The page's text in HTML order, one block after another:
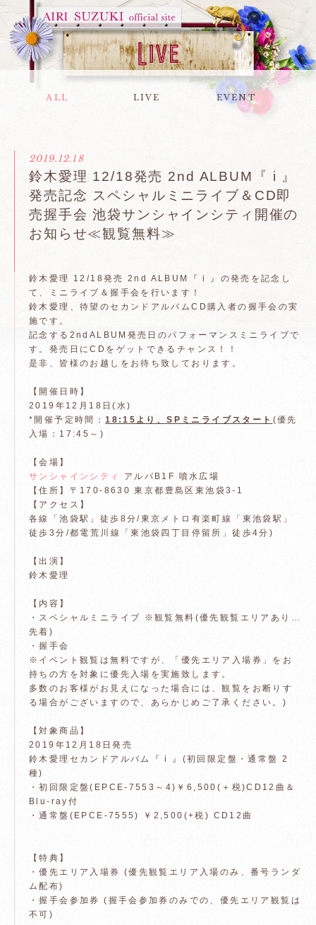
ALL LIVE EVENT
2019.12.18
鈴木愛理 12/18発売 2nd ALBUM『 i 』
発売記念 スペシャルミニライブ＆CD即
売握手会 池袋サンシャインシティ開催の
お知らせ≪観覧無料≫
鈴木愛理 12/18発売 2nd ALBUM『 i 』の発売を記念し
て、ミニライブ＆握手会を行います！
鈴木愛理、待望のセカンドアルバムCD購入者の握手会の実
施です。
記念する2ndALBUM発売日のパフォーマンスミニライブで
す。発売日にCDをゲットできるチャンス！！
是非、皆様のお越しをお待ち致しております。
【開催日時】
2019年12月18日(水)
*開催予定時間：18:15より、SPミニライブスタート (優先
入場：17:45～)
【会場】
サンシャインシティ
アルパB1F 噴水広場
【住所】〒170-8630 東京都豊島区東池袋3-1
【アクセス】
各線「池袋駅」徒歩8分/東京メトロ有楽町線「東池袋駅」
徒歩3分/都電荒川線「東池袋四丁目停留所」徒歩4分)
【出演】
鈴木愛理
【内容】
・スペシャルミニライブ ※観覧無料(優先観覧エリアあり…
先着)
・握手会
※イベント観覧は無料ですが、「優先エリア入場券」をお
持ちの方を対象に優先入場を実施致します。
多数のお客様がお見えになった場合には、観覧をお断りす
る場合がございますので、あらかじめご了承ください。)
【対象商品】
2019年12月18日発売
鈴木愛理セカンドアルバム『 i 』(初回限定盤・通常盤 2
種)
・初回限定盤(EPCE-7553～4)￥6,500(＋税)CD12曲＆
Blu-ray付
・通常盤(EPCE-7555) ￥2,500(+税) CD12曲
【特典】
・優先エリア入場券 (優先観覧エリア入場のみ、番号ランダ
ム配布)
・握手会参加券 (握手会参加券のみでの、優先エリア観覧は
不可)